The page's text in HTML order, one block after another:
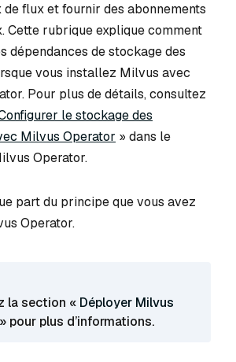
de flux et fournir des abonnements
Cette rubrique explique comment
dépendances de stockage des
vous installez Milvus avec
Pour plus de détails, consultez
le stockage des
Milvus Operator » dans le
Operator.
part du principe que vous avez
Operator.
la section « Déployer Milvus
» pour plus d’informations.